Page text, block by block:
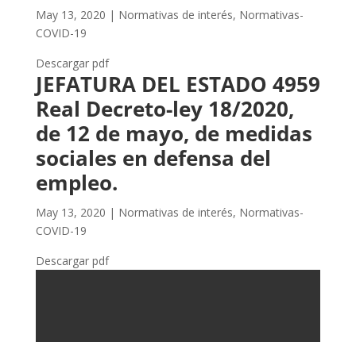
May 13, 2020 | Normativas de interés, Normativas-
COVID-19
Descargar pdf
JEFATURA DEL ESTADO 4959
Real Decreto-ley 18/2020,
de 12 de mayo, de medidas
sociales en defensa del
empleo.
May 13, 2020 | Normativas de interés, Normativas-
COVID-19
Descargar pdf